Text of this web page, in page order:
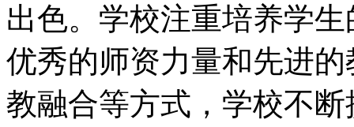
出色。学校注重培养学
优秀的师资力量和先进
教融合等方式，学校不